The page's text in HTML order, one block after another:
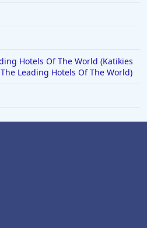
Hotels Of The World (Katikies
Leading Hotels Of The World)